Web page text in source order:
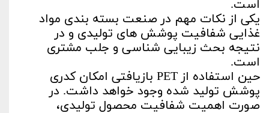
است.
یکی از نکات مهم در صنعت بسته بندی مواد
غذایی شفافیت پوشش های تولیدی و در
نتیجه بحث زیبایی شناسی و جلب مشتری
است.
حین استفاده از PET بازیافتی امکان کدری
پوشش تولید شده وجود خواهد داشت. در
صورت اهمیت شفافیت محصول تولیدی،